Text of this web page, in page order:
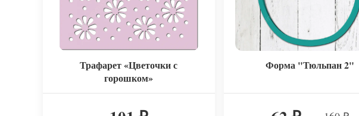
Трафарет «Цветочки с
горошком»
Форма "Тюльпан 2"